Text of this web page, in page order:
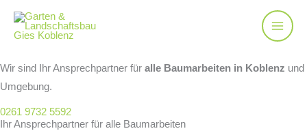
Baumarbeiten und Baumdienst Koblenz
Sie suchen einen professionellen Baumdienst in Koblenz?
Wir sind Ihr Ansprechpartner für alle Baumarbeiten in Koblenz und
Umgebung.
0261 9732 5592
Ihr Ansprechpartner für alle Baumarbeiten